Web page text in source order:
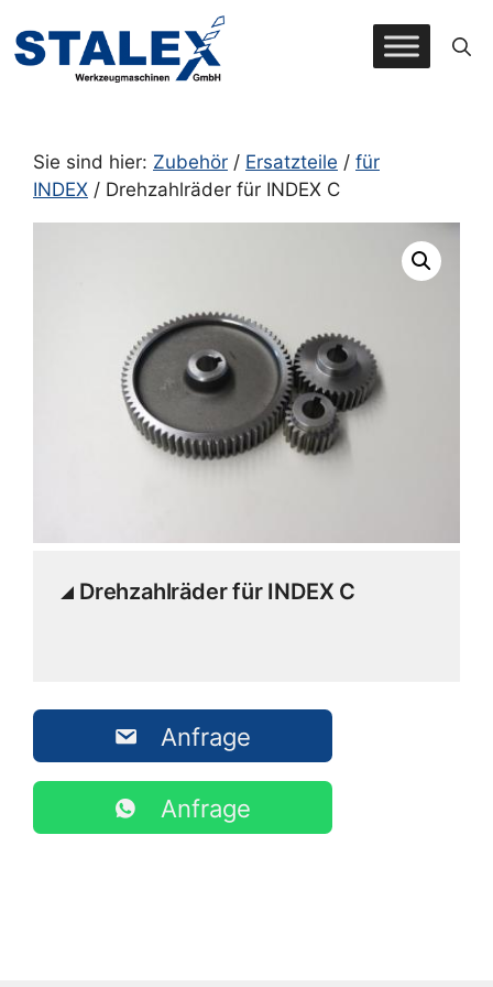
Inhalt
springen
Sie sind hier: Zubehör / Ersatzteile / für
INDEX / Drehzahlräder für INDEX C
Drehzahlräder für INDEX C
Anfrage
Anfrage